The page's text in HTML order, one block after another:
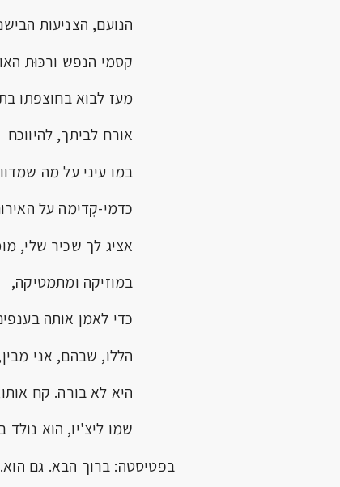
הנועם, הצניעות
קסמי הנפש ורכּוּת
מעז לבוא בחוצפתו
אורח לביתך, להיווכח
במו עיני על מה
כדמי-קְדימה על
אציג לך שכיר שלי,
במוזיקה ומתמטיקה,
כדי לאמן אותה
הללו, שבהם, אני
היא לא בורה. קח אותו,
שמו ליצ'יו, הוא נולד
בפטיסטה: ברוך הבא. גם